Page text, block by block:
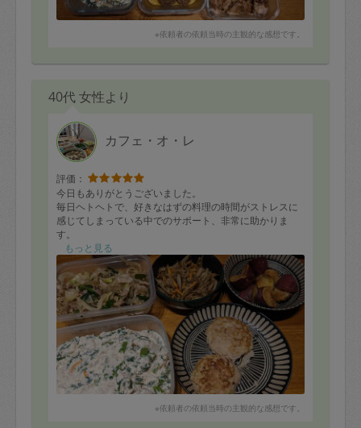
※依頼者の依頼当時の主観的な感想です。
40代 女性より
カフェ・オ・レ
評価：
今日もありがとうございました。
毎日ヘトヘトで、好きなはずの料理の時間がストレスに
感じてしまっている中でのサポート、非常に助かりま
す。
準備していた野菜をほとんど全部、料理に使用くださ
り、栄養たっぷりのお料理に感謝です。
子供達もモリモリ食べるので、見ているこちらも嬉しい
です。
ありがとうございました。
もっと見る
※依頼者の依頼当時の主観的な感想です。